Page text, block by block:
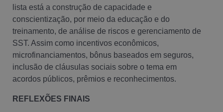
lista está a construção de capacidade e
conscientização, por meio da educação e do
treinamento, de análise de riscos e gerenciamento de
SST. Assim como incentivos econômicos,
microfinanciamentos, bônus baseados em seguros,
inclusão de cláusulas sociais sobre o tema em
acordos públicos, prêmios e reconhecimentos.
REFLEXÕES FINAIS